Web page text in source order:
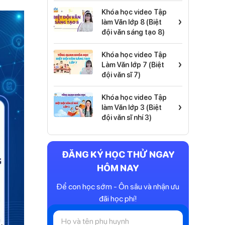
Khóa học video Tập
làm Văn lớp 8 (Biệt
đội văn sáng tạo 8)
›
Khóa học video Tập
Làm Văn lớp 7 (Biệt
đội văn sĩ 7)
›
Khóa học video Tập
làm Văn lớp 3 (Biệt
đội văn sĩ nhí 3)
›
ĐĂNG KÝ HỌC THỬ NGAY
HÔM NAY
Để con học sớm - Ôn sâu và nhận ưu
đãi học phí!